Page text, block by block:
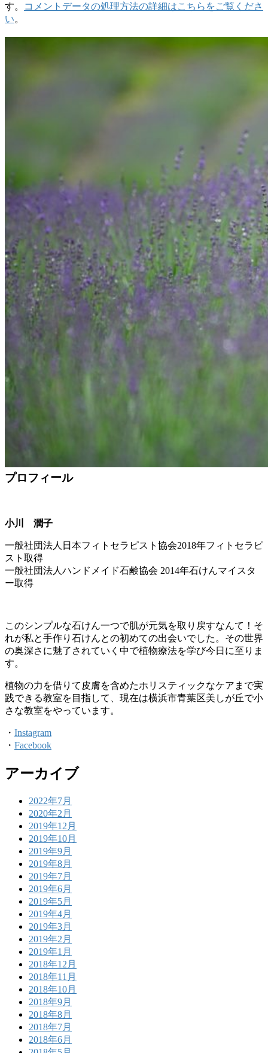
す。
コメントデータの処理方法の詳細はこちらをご覧くださ
い。
プロフィール
小川 潤子
一般社団法人日本フィトセラピスト協会2018年フィトセラピ
スト取得
一般社団法人ハンドメイド石鹸協会 2014年石けんマイスタ
ー取得
このシンプルな石けん一つで肌が元気を取り戻すなんて！そ
れが私と手作り石けんとの初めての出会いでした。その世界
の奥深さに魅了されていく中で植物療法を学び今日に至りま
す。
植物の力を借りて皮膚を含めたホリスティックなケアまで実
践できる教室を目指して、現在は横浜市青葉区美しが丘で小
さな教室をやっています。
・ Instagram
・ Facebook
アーカイブ
2022年7月
2020年2月
2019年12月
2019年10月
2019年9月
2019年8月
2019年7月
2019年6月
2019年5月
2019年4月
2019年3月
2019年2月
2019年1月
2018年12月
2018年11月
2018年10月
2018年9月
2018年8月
2018年7月
2018年6月